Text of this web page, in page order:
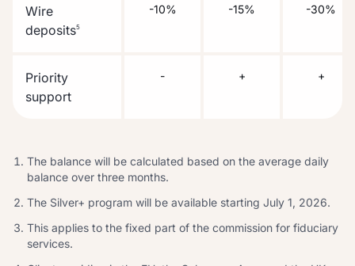
Wire
deposits5
Priority
support
-10%
-
-15%
+
-30%
+
The balance will be calculated based on the average daily
balance over three months.
The Silver+ program will be available starting July 1, 2026.
This applies to the fixed part of the commission for fiduciary
services.